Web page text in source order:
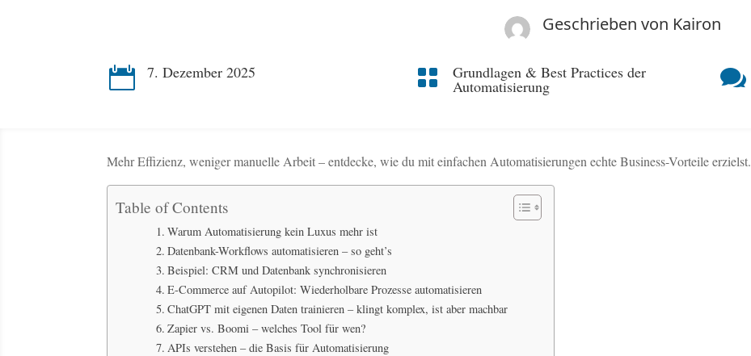
Geschrieben von Kairon
 7. Dezember 2025  Grundlagen & Best Practices der
Automatisierung 
Mehr Effizienz, weniger manuelle Arbeit – entdecke, wie du mit einfachen Automatisierungen echte Business-Vorteile erzielst.
Table of Contents
Warum Automatisierung kein Luxus mehr ist
Datenbank-Workflows automatisieren – so geht’s
Beispiel: CRM und Datenbank synchronisieren
E-Commerce auf Autopilot: Wiederholbare Prozesse automatisieren
ChatGPT mit eigenen Daten trainieren – klingt komplex, ist aber machbar
Zapier vs. Boomi – welches Tool für wen?
APIs verstehen – die Basis für Automatisierung